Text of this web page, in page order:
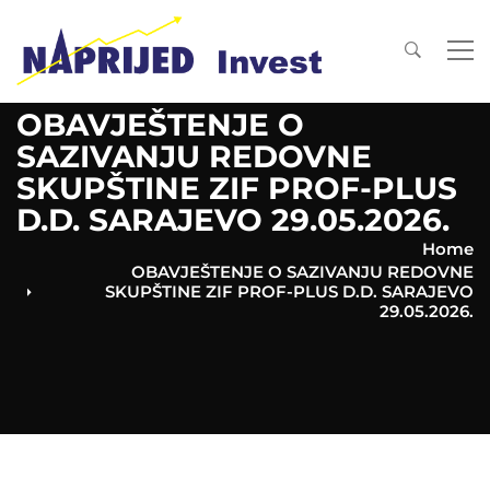
OBAVJEŠTENJE O
SAZIVANJU REDOVNE
SKUPŠTINE ZIF PROF-PLUS
D.D. SARAJEVO 29.05.2026.
Home
OBAVJEŠTENJE O SAZIVANJU REDOVNE
SKUPŠTINE ZIF PROF-PLUS D.D. SARAJEVO
29.05.2026.